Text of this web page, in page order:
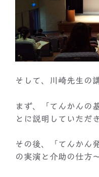
そして、川崎先生の
まず、「てんかんの
とに説明していただ
その後、「てんかん
の実演と介助の仕方